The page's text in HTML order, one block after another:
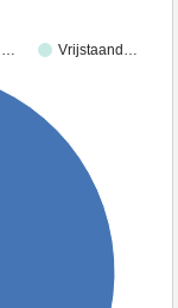
Vrijstaand…